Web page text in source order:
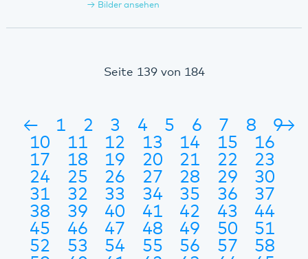
Bilder ansehen
Seite 139 von 184
← 1 2 3 4 5 6 7 8
9
10
11 12 13 14 15
16
17
18 19 20 21 22
23
24
25 26 27 28 29
30
31
32 33 34 35 36
37
38
39 40 41 42 43
44
45
46 47 48 49 50
51
52
53 54 55 56 57
58
→